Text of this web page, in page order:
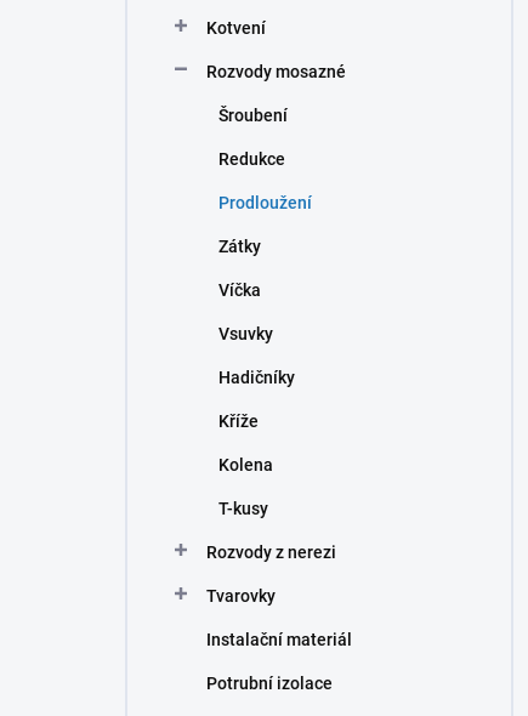
Kotvení
Rozvody mosazné
Šroubení
Redukce
Prodloužení
Zátky
Víčka
Vsuvky
Hadičníky
Kříže
Kolena
T-kusy
Rozvody z nerezi
Tvarovky
Instalační materiál
Potrubní izolace